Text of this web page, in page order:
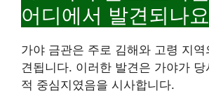
어디에서 발견되나
가야 금관은 주로 김해와 고령 지
견됩니다. 이러한 발견은 가야가 당
적 중심지였음을 시사합니다.